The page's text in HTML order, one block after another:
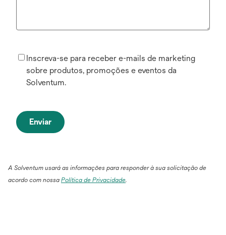
Inscreva-se para receber e-mails de marketing
sobre produtos, promoções e eventos da
Solventum.
Enviar
A Solventum usará as informações para responder à sua solicitação de
acordo com nossa Política de Privacidade.